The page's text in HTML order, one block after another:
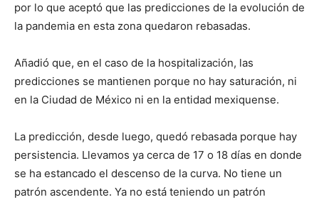
por lo que aceptó que las predicciones de la evolución de
la pandemia en esta zona quedaron rebasadas.
Añadió que, en el caso de la hospitalización, las
predicciones se mantienen porque no hay saturación, ni
en la Ciudad de México ni en la entidad mexiquense.
La predicción, desde luego, quedó rebasada porque hay
persistencia. Llevamos ya cerca de 17 o 18 días en donde
se ha estancado el descenso de la curva. No tiene un
patrón ascendente. Ya no está teniendo un patrón